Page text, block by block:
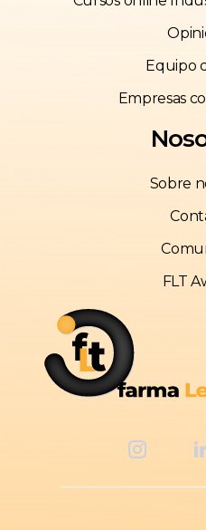
Equipo
Empresas
Sobre
FLT